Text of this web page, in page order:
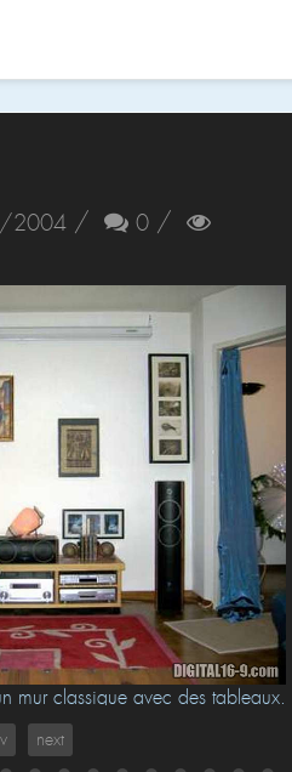
2004 / 0 /
mur classique avec des tableaux.
next